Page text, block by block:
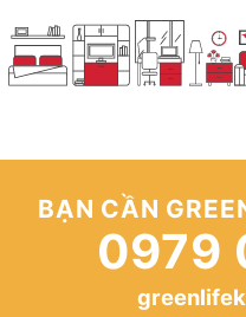
BẠN CẦN
0979